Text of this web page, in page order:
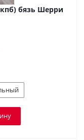
бязь Шерри